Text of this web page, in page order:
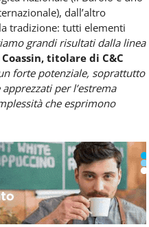
dall’altro
tradizione: tutti elementi
grandi risultati dalla linea
titolare di C&C
forte potenziale, soprattutto
per l’estrema
che esprimono